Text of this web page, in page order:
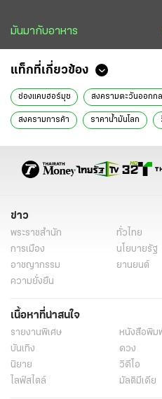
มันมากับอาหาร
แท็กที่เกี่ยวข้อง
ช่องแคบฮอร์มุซ สงครามตะวันออกก
สงครามการค้า ราคาน้ำมันโลก
สหรัฐโจมตีอิหร่าน สงครามอิหร่าน
ผู้นำสูงสุดอิหร่าน
โมจตาบา คาเมเนอี ประวัติ โดนัลด์ ทรั
IRGC
ตะวันออกกลาง
สงครามตะวันออกกลางล่าสุด
ข่าวสงครามล่าสุด ข่าววันนี้ ไท
ข่าว
พระราชสำนัก ทั่วไทย
การเมือง
นโยบายรัฐ
อาชญากรรม
ยานยนต์
ความยั่งยืน
เนื้อหาที่น่าสนใจ
รายงานพิเศษ หนังสือพิม
บันเทิง
ดวง
นิยาย
วิดีโอ
ไลฟ์สไตล์
มัลติมีเดีย